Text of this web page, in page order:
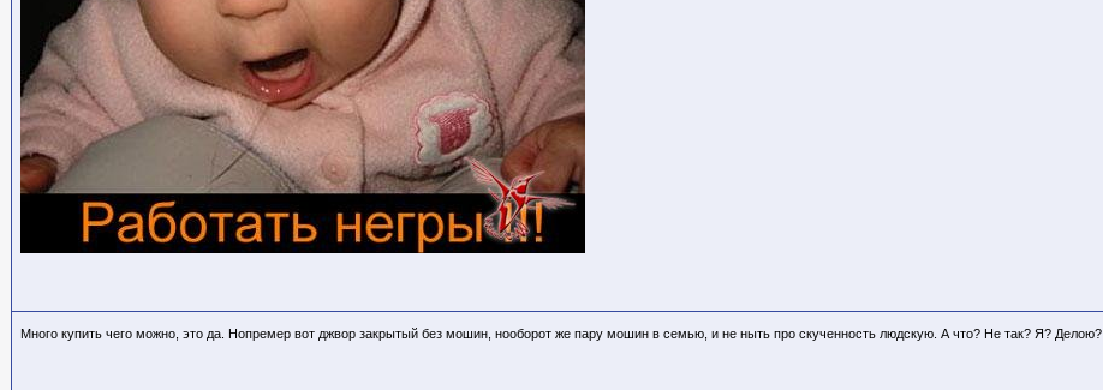
Много купить чего можно, это да. Нопремер вот джвор закрытый без мошин, нооборот же пару мошин в семью, и не ныть про скученность людскую. А что? Не так? Я? Делою?